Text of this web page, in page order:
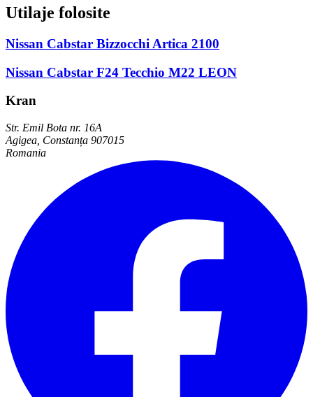
Utilaje folosite
Nissan Cabstar Bizzocchi Artica 2100
Nissan Cabstar F24 Tecchio M22 LEON
Kran
Str. Emil Bota nr. 16A
Agigea, Constanța 907015
Romania